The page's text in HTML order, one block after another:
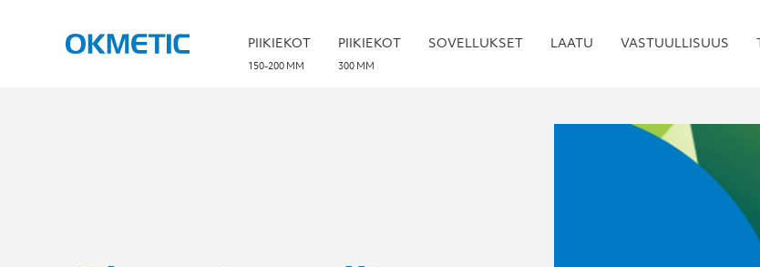
PIIKIEKOT
150-200 MM
PIIKIEKOT
300 MM
SOVELLUKSET LAATU VASTUULLISUUS